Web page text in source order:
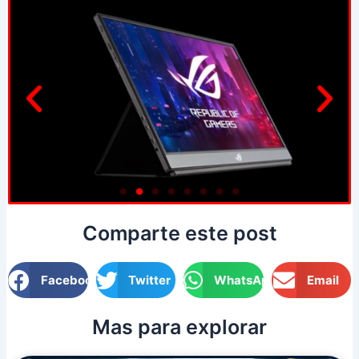
Comparte este post
Facebook Twitter WhatsApp Email
Mas para explorar